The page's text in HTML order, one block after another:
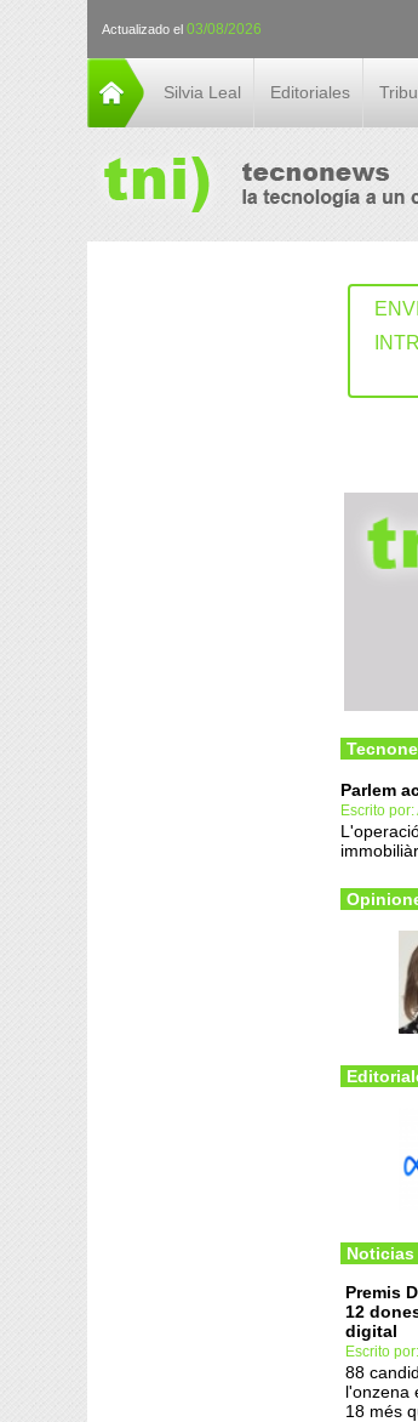
Actualizado el 03/08/2026
Silvia Leal Editoriales
Parlem
Escrito
Noticias
Premis
12
digital
Escrito
88
l'onzena
18 més